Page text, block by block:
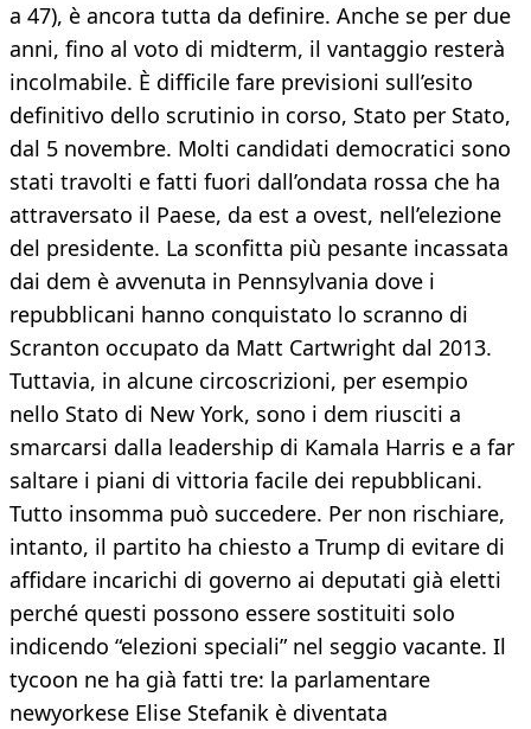
a 47), è ancora tutta da definire. Anche se per due
anni, fino al voto di midterm, il vantaggio resterà
incolmabile. È difficile fare previsioni sull’esito
definitivo dello scrutinio in corso, Stato per Stato,
dal 5 novembre. Molti candidati democratici sono
stati travolti e fatti fuori dall’ondata rossa che ha
attraversato il Paese, da est a ovest, nell’elezione
del presidente. La sconfitta più pesante incassata
dai dem è avvenuta in Pennsylvania dove i
repubblicani hanno conquistato lo scranno di
Scranton occupato da Matt Cartwright dal 2013.
Tuttavia, in alcune circoscrizioni, per esempio
nello Stato di New York, sono i dem riusciti a
smarcarsi dalla leadership di Kamala Harris e a far
saltare i piani di vittoria facile dei repubblicani.
Tutto insomma può succedere. Per non rischiare,
intanto, il partito ha chiesto a Trump di evitare di
affidare incarichi di governo ai deputati già eletti
perché questi possono essere sostituiti solo
indicendo “elezioni speciali” nel seggio vacante. Il
tycoon ne ha già fatti tre: la parlamentare
newyorkese Elise Stefanik è diventata